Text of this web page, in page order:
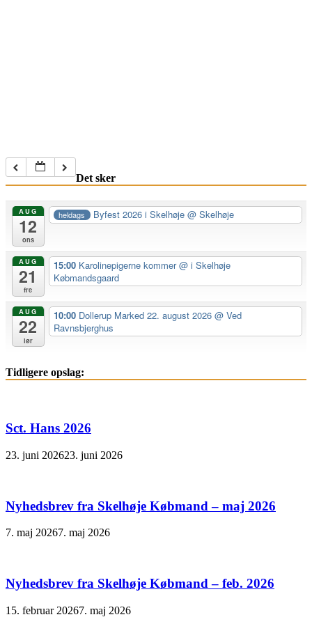
Det sker
AUG
12
ons
heldags Byfest 2026 i Skelhøje@ Skelhøje
AUG
21
fre
15:00 Karolinepigerne kommer@ i Skelhøje
Købmandsgaard
AUG
22
lør
10:00 Dollerup Marked 22. august 2026 @ Ved
Ravnsbjerghus
Tidligere opslag:
Sct. Hans 2026
23. juni 202623. juni 2026
Nyhedsbrev fra Skelhøje Købmand – maj 2026
7. maj 20267. maj 2026
Nyhedsbrev fra Skelhøje Købmand – feb. 2026
15. februar 20267. maj 2026